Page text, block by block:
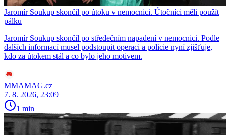
Jaromír Soukup skončil po útoku v nemocnici. Útočníci měli použít
pálku
Jaromír Soukup skončil po středečním napadení v nemocnici. Podle
dalších informací musel podstoupit operaci a policie nyní zjišťuje,
kdo za útokem stál a co bylo jeho motivem.
MMAMAG.cz
7. 8. 2026, 23:09
1 min